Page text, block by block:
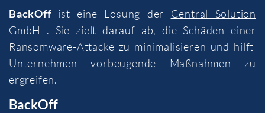
BackOffist eine Lösung der Central Solution
GmbH
. Sie zielt darauf ab, die Schäden einer
Ransomware-Attacke zu minimalisieren und hilft
Unternehmen vorbeugende Maßnahmen zu
ergreifen.
BackOff